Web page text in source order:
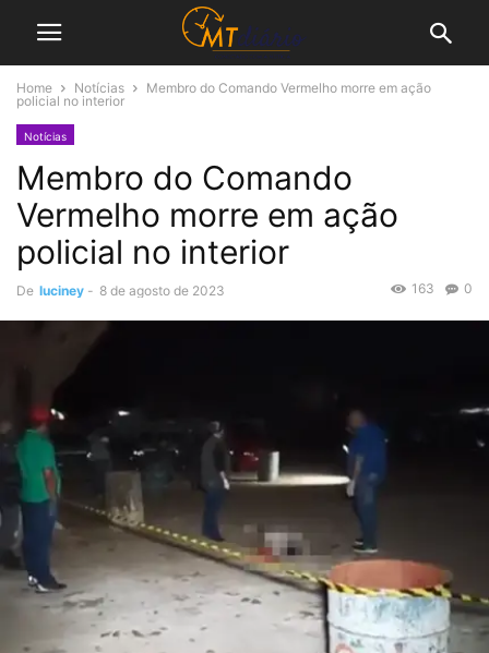
Home Notícias
Membro do Comando Vermelho morre em ação
policial no interior
Notícias
Membro do Comando
Vermelho morre em ação
policial no interior
De luciney - 8 de agosto de 2023 0
163